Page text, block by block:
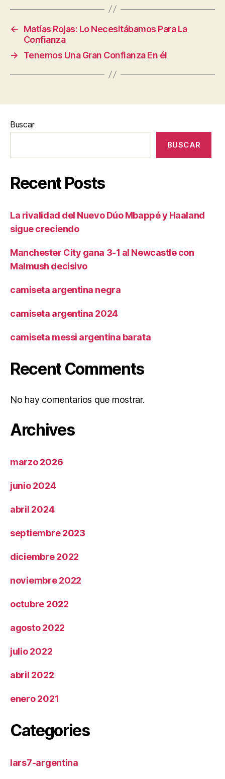
←
Matías Rojas: Lo Necesitábamos Para La
Confianza
→
Tenemos Una Gran Confianza En él
Buscar
BUSCAR
Recent Posts
La rivalidad del Nuevo Dúo Mbappé y Haaland
sigue creciendo
Manchester City gana 3-1 al Newcastle con
Malmush decisivo
camiseta argentina negra
camiseta argentina 2024
camiseta messi argentina barata
Recent Comments
No hay comentarios que mostrar.
Archives
marzo 2026
junio 2024
abril 2024
septiembre 2023
diciembre 2022
noviembre 2022
octubre 2022
agosto 2022
julio 2022
abril 2022
enero 2021
Categories
lars7-argentina